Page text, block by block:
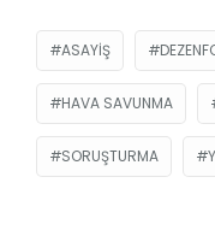
ASAYIŞ
HAVA SAVUNMA
SORUŞTURMA